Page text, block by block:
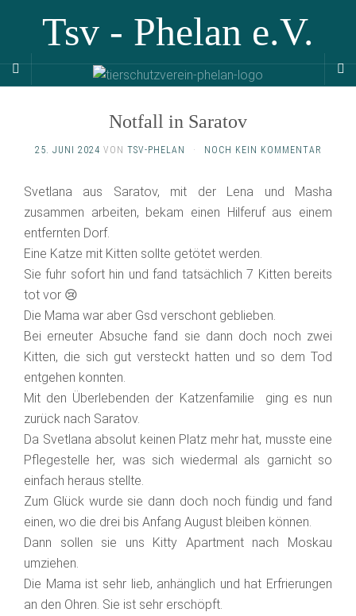
Tsv - Phelan e.V.
Notfall in Saratov
25. JUNI 2024 VON TSV-PHELAN · NOCH KEIN KOMMENTAR
Svetlana aus Saratov, mit der Lena und Masha
zusammen arbeiten, bekam einen Hilferuf aus einem
entfernten Dorf.
Eine Katze mit Kitten sollte getötet werden.
Sie fuhr sofort hin und fand tatsächlich 7 Kitten bereits
tot vor 😢
Die Mama war aber Gsd verschont geblieben.
Bei erneuter Absuche fand sie dann doch noch zwei
Kitten, die sich gut versteckt hatten und so dem Tod
entgehen konnten.
Mit den Überlebenden der Katzenfamilie ging es nun
zurück nach Saratov.
Da Svetlana absolut keinen Platz mehr hat, musste eine
Pflegestelle her, was sich wiedermal als garnicht so
einfach heraus stellte.
Zum Glück wurde sie dann doch noch fündig und fand
einen, wo die drei bis Anfang August bleiben können.
Dann sollen sie uns Kitty Apartment nach Moskau
umziehen.
Die Mama ist sehr lieb, anhänglich und hat Erfrierungen
an den Ohren. Sie ist sehr erschöpft.